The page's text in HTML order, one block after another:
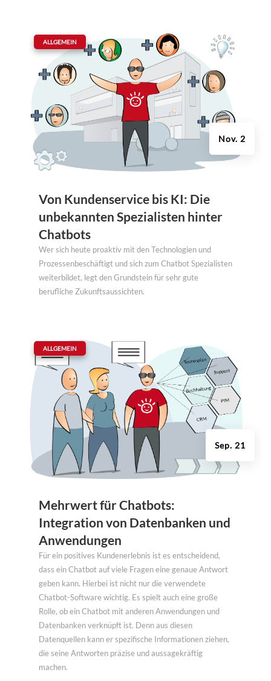
Von Kundenservice bis KI: Die
unbekannten Spezialisten hinter
Chatbots
Nov. 2
ALLGEMEIN
Wer sich heute proaktiv mit den Technologien und
Prozessenbeschäftigt und sich zum Chatbot Spezialisten
weiterbildet, legt den Grundstein für sehr gute
berufliche Zukunftsaussichten.
Mehrwert für Chatbots:
Integration von Datenbanken und
Anwendungen
Sep. 21
ALLGEMEIN
Für ein positives Kundenerlebnis ist es entscheidend,
dass ein Chatbot auf viele Fragen eine genaue Antwort
geben kann. Hierbei ist nicht nur die verwendete
Chatbot-Software wichtig. Es spielt auch eine große
Rolle, ob ein Chatbot mit anderen Anwendungen und
Datenbanken verknüpft ist. Denn aus diesen
Datenquellen kann er spezifische Informationen ziehen,
die seine Antworten präzise und aussagekräftig
machen.